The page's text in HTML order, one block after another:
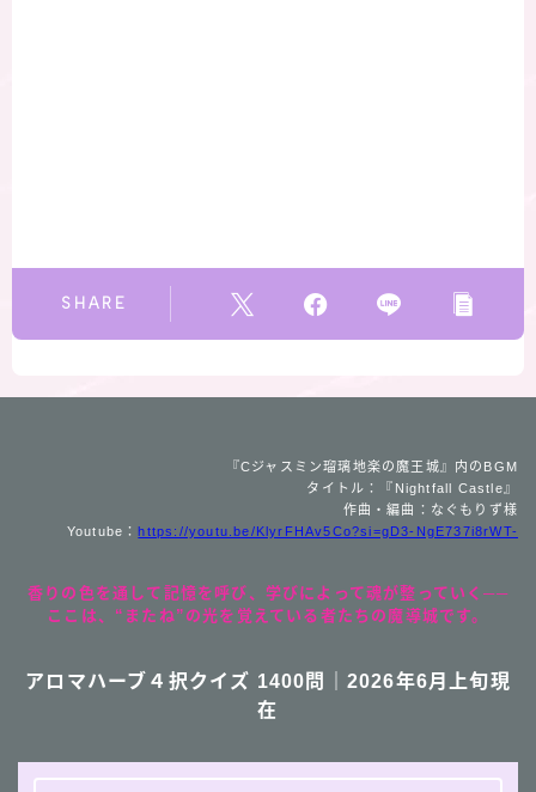
SHARE
『Cジャスミン瑠璃地楽の魔王城』内のBGM
タイトル：『Nightfall Castle』
作曲・編曲：なぐもりず様
Youtube： https://youtu.be/KlyrFHAv5Co?si=gD3-NgE737i8rWT-
香りの色を通して記憶を呼び、学びによって魂が整っていく──
ここは、“またね”の光を覚えている者たちの魔導城です。
アロマハーブ４択クイズ 1400問｜2026年6月上旬現
在